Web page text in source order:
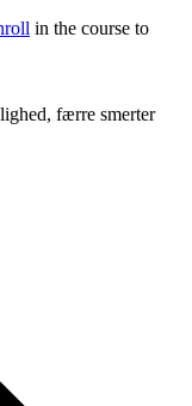
in the course to
færre smerter